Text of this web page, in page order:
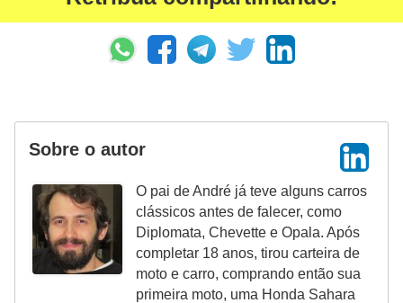
Sobre o autor
O pai de André já teve alguns carros
clássicos antes de falecer, como
Diplomata, Chevette e Opala. Após
completar 18 anos, tirou carteira de
moto e carro, comprando então sua
primeira moto, uma Honda Sahara
e
l
t
e
r